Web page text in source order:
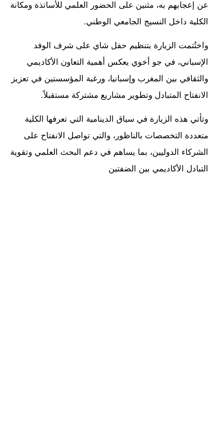
عن إعجابهم به، مثنين على الحضور العلمي للأساتذة ومكانة
الكلية داخل النسيج الجامعي الوطني.
واختُتمت الزيارة بتنظيم حفل شاي على شرف الوفد
الإسباني، في جو أخوي يعكس أهمية التعاون الأكاديمي
والثقافي بين المغرب وإسبانيا، ورغبة المؤسستين في تعزيز
الانفتاح المتبادل وتطوير مشاريع مشتركة مستقبلاً.
وتأتي هذه الزيارة في سياق الدينامية التي تعرفها الكلية
متعددة التخصصات بالناظور، والتي تواصل الانفتاح على
الشركاء الدوليين، بما يساهم في دعم البحث العلمي وتقوية
التبادل الأكاديمي بين الضفتين